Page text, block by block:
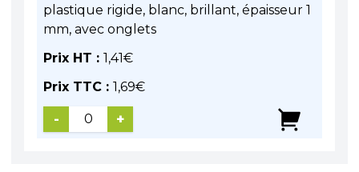
plastique rigide, blanc, brillant, épaisseur 1
mm, avec onglets
Prix HT : 1,41€
Prix TTC : 1,69€
- +